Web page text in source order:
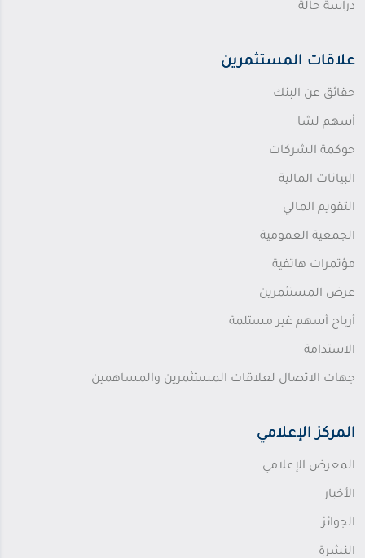
دراسة حالة
علاقات المستثمرين
حقائق عن البنك
أسهم لشا
حوكمة الشركات
البيانات المالية
التقويم المالي
الجمعية العمومية
مؤتمرات هاتفية
عرض المستثمرين
أرباح أسهم غير مستلمة
الاستدامة
جهات الاتصال لعلاقات المستثمرين والمساهمين
المركز الإعلامي
المعرض الإعلامي
الأخبار
الجوائز
النشرة